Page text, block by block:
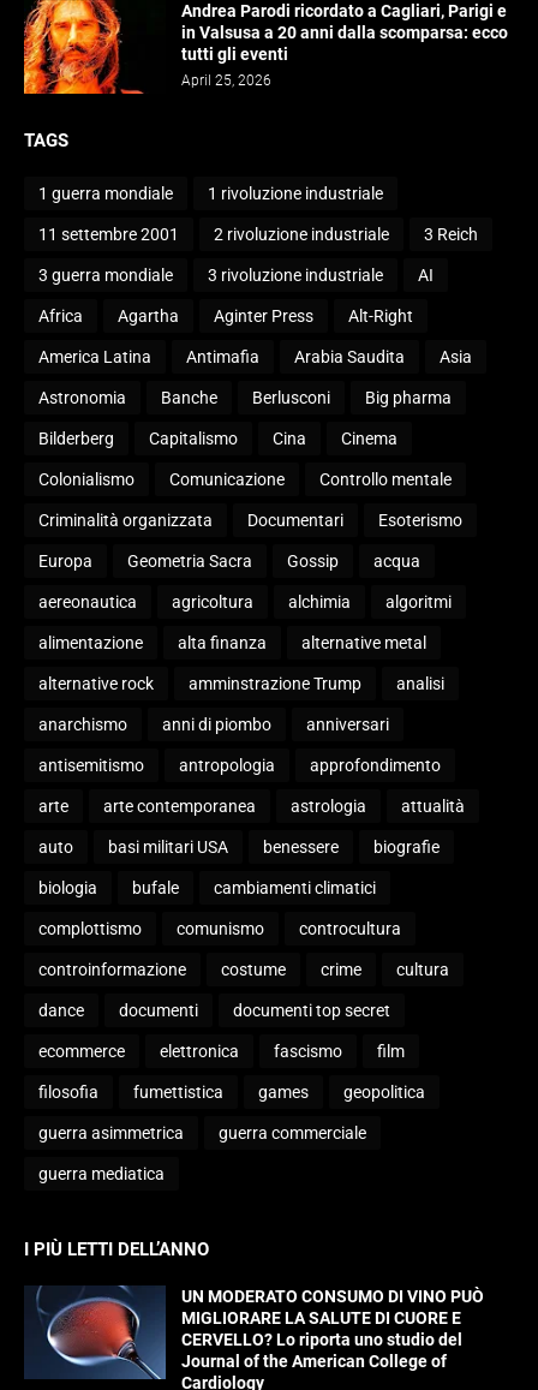
Andrea Parodi ricordato a Cagliari, Parigi e
in Valsusa a 20 anni dalla scomparsa: ecco
tutti gli eventi
April 25, 2026
TAGS
1 guerra mondiale 1 rivoluzione industriale
11 settembre 2001 2 rivoluzione industriale 3 Reich
3 guerra mondiale 3 rivoluzione industriale AI
Africa Agartha Aginter Press Alt-Right
America Latina Antimafia Arabia Saudita Asia
Astronomia Banche Berlusconi Big pharma
Bilderberg Capitalismo Cina Cinema
Colonialismo Comunicazione Controllo mentale
Criminalità organizzata Documentari Esoterismo
Europa Geometria Sacra Gossip acqua
aereonautica agricoltura alchimia algoritmi
alimentazione alta finanza alternative metal
alternative rock amminstrazione Trump analisi
anarchismo anni di piombo anniversari
antisemitismo antropologia approfondimento
arte arte contemporanea astrologia attualità
auto basi militari USA benessere biografie
biologia bufale cambiamenti climatici
complottismo comunismo controcultura
controinformazione costume crime cultura
dance documenti documenti top secret
ecommerce elettronica fascismo film
filosofia fumettistica games geopolitica
guerra asimmetrica guerra commerciale
guerra mediatica
I PIÙ LETTI DELL’ANNO
UN MODERATO CONSUMO DI VINO PUÒ
MIGLIORARE LA SALUTE DI CUORE E
CERVELLO? Lo riporta uno studio del
Journal of the American College of
Cardiology